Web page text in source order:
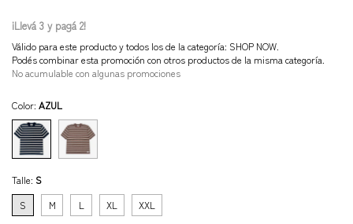
¡Llevá 3 y pagá 2!
Válido para este producto y todos los de la categoría: SHOP NOW.
Podés combinar esta promoción con otros productos de la misma categoría.
No acumulable con algunas promociones
Color: AZUL
Talle: S
S
M L XL XXL